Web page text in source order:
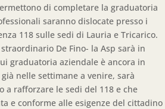
di completare la graduatoria
saranno dislocate presso i
118 sulle sedi di Lauria e Tricarico.
De Fino- la Asp sarà in
graduatoria aziendale è ancora in
nelle settimane a venire, sarà
rafforzare le sedi del 118 e che
e conforme alle esigenze del cittadino